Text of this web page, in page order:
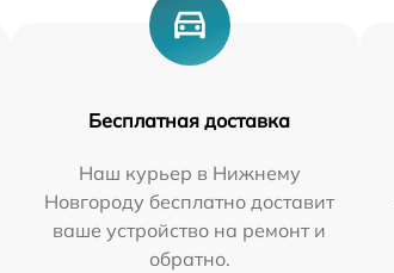
Бесплатная доставка
Наш курьер в Нижнему
Новгороду бесплатно доставит
ваше устройство на ремонт и
обратно.